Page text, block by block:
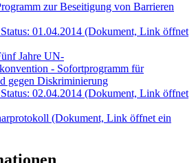
zur Beseitigung von Barrieren
01.04.2014 (Dokument, Link öffnet
Jahre UN-
- Sofortprogramm für
gegen Diskriminierung
02.04.2014 (Dokument, Link öffnet
(Dokument, Link öffnet ein